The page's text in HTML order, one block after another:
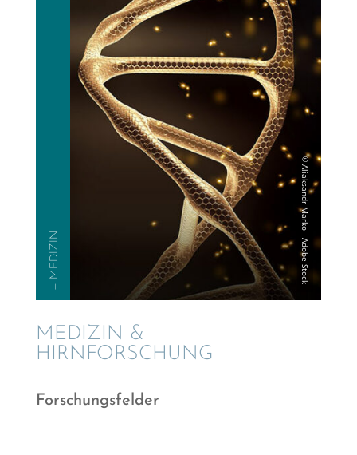
— MEDIZIN
MEDIZIN &
HIRNFORSCHUNG
Forschungs­fel­der